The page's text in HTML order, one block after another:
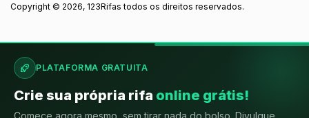
Copyright © 2026, 123Rifas todos os direitos reservados.
PLATAFORMA GRATUITA
Crie sua própria rifa online grátis!
Comece agora mesmo, sem tirar nada do bolso. Divulgue